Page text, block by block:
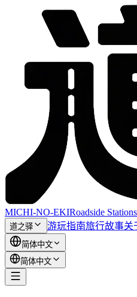
MICHI-NO-EKIRoadside
道之驿 游玩指南旅行故事关
简体中文
简体中文